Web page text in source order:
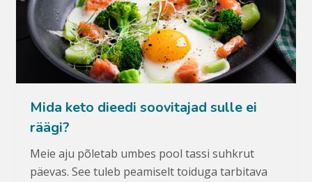
Mida keto dieedi soovitajad sulle ei
räägi?
Meie aju põletab umbes pool tassi suhkrut
päevas. See tuleb peamiselt toiduga tarbitava